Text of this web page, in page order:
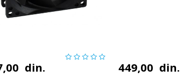
din. 449,00 din.